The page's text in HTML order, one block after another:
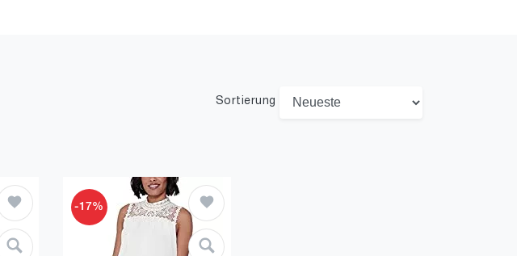
Sortierung
-17%